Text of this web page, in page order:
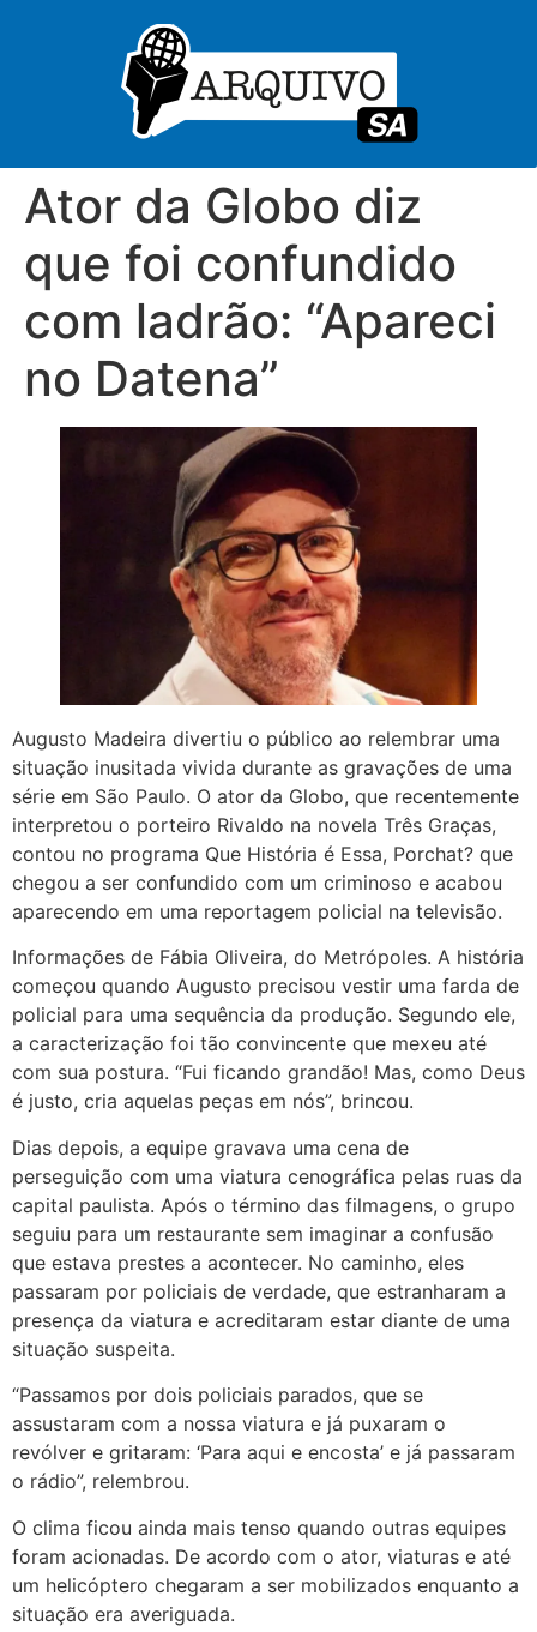
Ator da Globo diz
que foi confundido
com ladrão: “Apareci
no Datena”
Augusto Madeira divertiu o público ao relembrar uma
situação inusitada vivida durante as gravações de uma
série em São Paulo. O ator da Globo, que recentemente
interpretou o porteiro Rivaldo na novela Três Graças,
contou no programa Que História é Essa, Porchat? que
chegou a ser confundido com um criminoso e acabou
aparecendo em uma reportagem policial na televisão.
Informações de Fábia Oliveira, do Metrópoles. A história
começou quando Augusto precisou vestir uma farda de
policial para uma sequência da produção. Segundo ele,
a caracterização foi tão convincente que mexeu até
com sua postura. “Fui ficando grandão! Mas, como Deus
é justo, cria aquelas peças em nós”, brincou.
Dias depois, a equipe gravava uma cena de
perseguição com uma viatura cenográfica pelas ruas da
capital paulista. Após o término das filmagens, o grupo
seguiu para um restaurante sem imaginar a confusão
que estava prestes a acontecer. No caminho, eles
passaram por policiais de verdade, que estranharam a
presença da viatura e acreditaram estar diante de uma
situação suspeita.
“Passamos por dois policiais parados, que se
assustaram com a nossa viatura e já puxaram o
revólver e gritaram: ‘Para aqui e encosta’ e já passaram
o rádio”, relembrou.
O clima ficou ainda mais tenso quando outras equipes
foram acionadas. De acordo com o ator, viaturas e até
um helicóptero chegaram a ser mobilizados enquanto a
situação era averiguada.